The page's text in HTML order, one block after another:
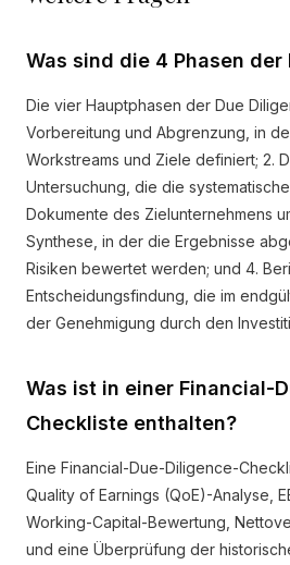
Was sind die 4 Phasen der
Die vier Hauptphasen der Due
Vorbereitung und Abgrenzung, in
Workstreams und Ziele definiert; 2.
Untersuchung, die die
Dokumente des Zielunternehmens
Synthese, in der die Ergebnisse
Risiken bewertet werden; und 4.
Entscheidungsfindung, die im
der Genehmigung durch den
Was ist in einer Financial-
Checkliste enthalten?
Eine Financial-Due-Diligence-
Quality of Earnings (QoE)-Analyse,
Working-Capital-Bewertung,
und eine Überprüfung der